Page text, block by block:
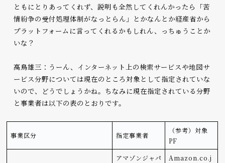
ともにとりあってくれず、説明も全然してくれんかったら「苦
情紛争の受付処理体制がなっとらん」とかなんとか経産省から
プラットフォームに言ってくれるかもしれん、っちゅうことか
いな？
高鳥雄三：うーん、インターネット上の検索サービスや地図サ
ービス分野については現在のところ対象として指定されていな
いので、どうでしょうかね。ちなみに現在指定されている分野
と事業者は以下の表のとおりです。
事業区分 指定事業者
（参考）対象
PF
アマゾンジャパ
Amazon.co.j